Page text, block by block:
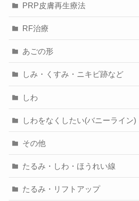
PRP皮膚再生療法
RF治療
あごの形
しみ・くすみ・ニキビ跡など
しわ
しわをなくしたい(バニーライン)
その他
たるみ・しわ・ほうれい線
たるみ・リフトアップ